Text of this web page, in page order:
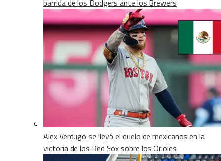
barrida de los Dodgers ante los Brewers
Alex Verdugo se llevó el duelo de mexicanos en la
victoria de los Red Sox sobre los Orioles